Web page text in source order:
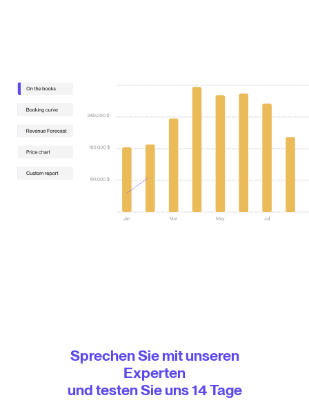
Sprechen Sie mit unseren
Experten
und testen Sie uns 14 Tage